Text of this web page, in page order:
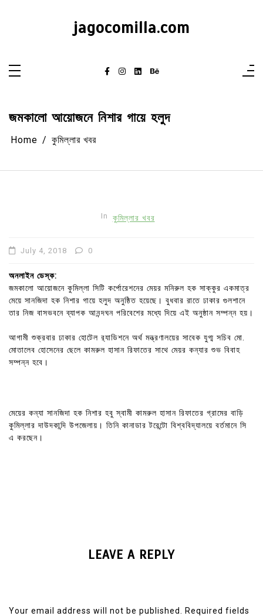
jagocomilla.com
জমকালো আয়োজনে নিশার গায়ে হলুদ
Home কুমিল্লার খবর
In কুমিল্লার খবর
July 4, 2018 0
অনলাইন ডেস্ক:
জমকালো আয়োজনে কুমিল্লা সিটি কর্পোরেশনের মেয়র মনিরুল হক সাক্কুর একমাত্র
মেয়ে সানজিদা হক নিশার গায়ে হলুদ অনুষ্ঠিত হয়েছে। বুধবার রাতে ঢাকার গুলশানে
তার নিজ বাসভবনে ব্যাপক আনন্দঘন পরিবেশের মধ্যে দিয়ে এই অনুষ্ঠান সম্পন্ন হয়।
আগামী শুক্রবার ঢাকার হোটেল র‌্যাডিশনে অর্থ মন্ত্রণালয়ের সাবেক যুগ্ম সচিব মো.
মোতালেব হোসেনের ছেলে কামরুল হাসান রিফাতের সাথে মেয়র কন্যার শুভ বিবাহ
সম্পন্ন হবে।
মেয়ের কন্যা সানজিদা হক নিশার হবু স্বামী কামরুল হাসান রিফাতের গ্রামের বাড়ি
কুমিল্লার দাউদকান্দি উপজেলায়। তিনি কানাডার টরেন্টো বিশ্ববিদ্যালয়ে বর্তমানে সি
এ করছেন।
LEAVE A REPLY
Your email address will not be published.
Required fields